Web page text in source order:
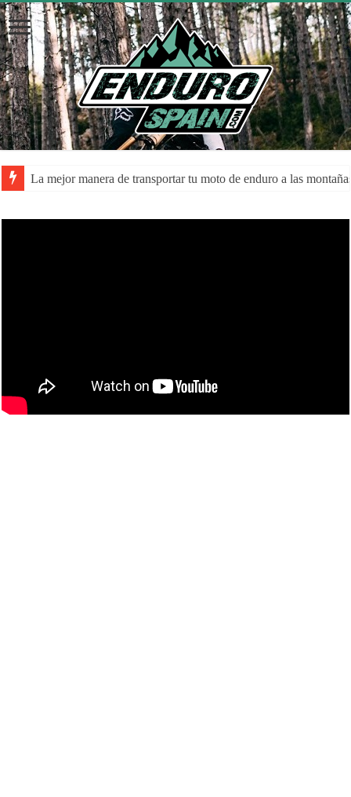
La mejor manera de transportar tu moto de enduro a las